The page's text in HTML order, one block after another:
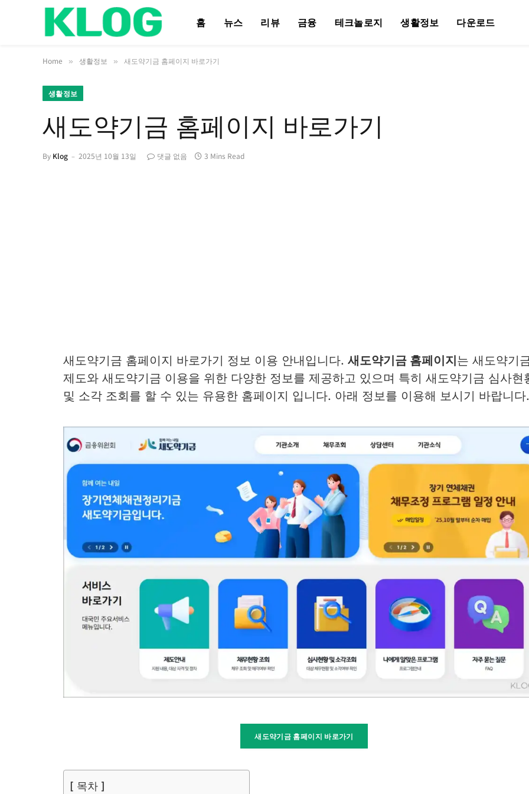
홈 뉴스 리뷰 금융 테크놀로지 생활정보 다운로드
Home » 생활정보 » 새도약기금 홈페이지 바로가기
생활정보
새도약기금 홈페이지 바로가기
By Klog 2025년 10월 13일 댓글 없음 3 Mins Read
새도약기금 홈페이지 바로가기 정보 이용 안내입니다. 새도약기금 홈페이지는 새도약기
제도와 새도약기금 이용을 위한 다양한 정보를 제공하고 있으며 특히 새도약기금 심사현
및 소각 조회를 할 수 있는 유용한 홈페이지 입니다. 아래 정보를 이용해 보시기 바랍니다.
새도약기금 홈페이지 바로가기
[ 목차 ]